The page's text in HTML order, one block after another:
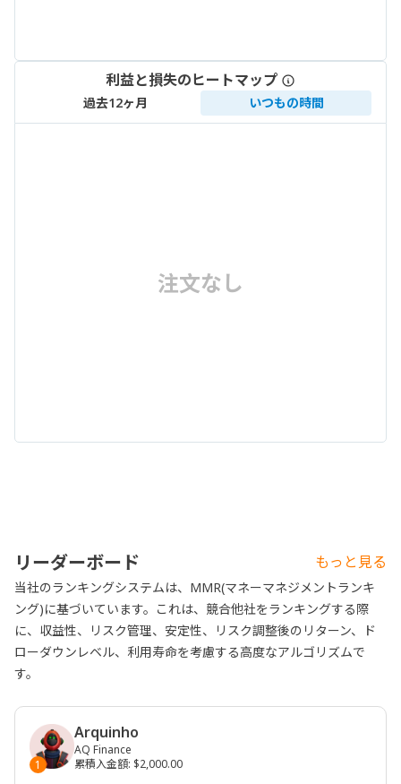
利益と損失のヒートマップ
過去12ヶ月 いつもの時間
注文なし
リーダーボード もっと見る
当社のランキングシステムは、MMR(マネーマネジメントランキ
ング)に基づいています。これは、競合他社をランキングする際
に、収益性、リスク管理、安定性、リスク調整後のリターン、ド
ローダウンレベル、利用寿命を考慮する高度なアルゴリズムで
す。
1
Arquinho
AQ Finance
累積入金額: $2,000.00